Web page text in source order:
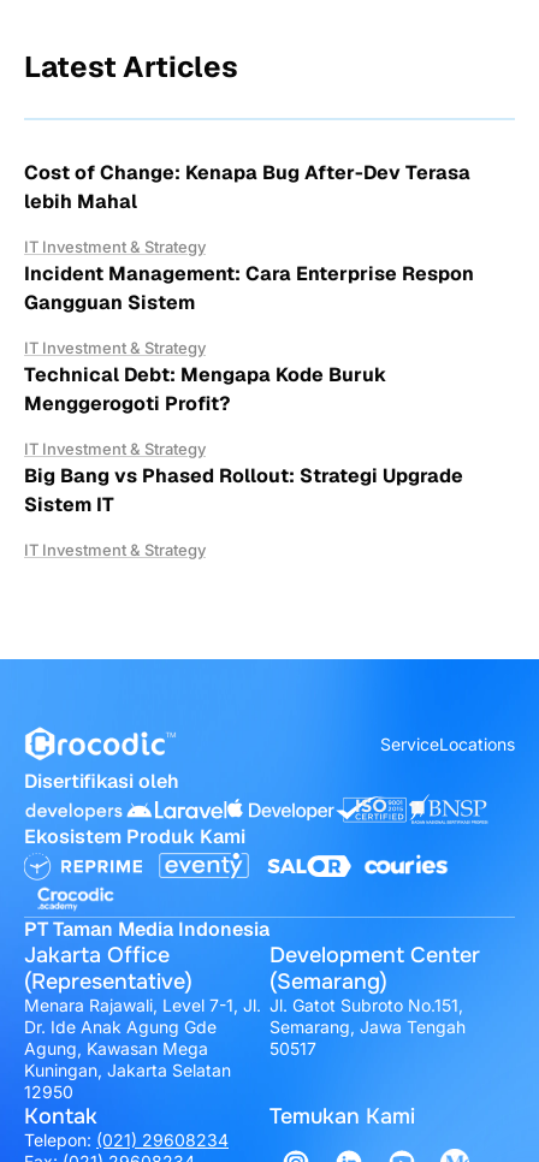
Latest Articles
Cost of Change: Kenapa Bug After-Dev Terasa
lebih Mahal
IT Investment & Strategy
Incident Management: Cara Enterprise Respon
Gangguan Sistem
IT Investment & Strategy
Technical Debt: Mengapa Kode Buruk
Menggerogoti Profit?
IT Investment & Strategy
Big Bang vs Phased Rollout: Strategi Upgrade
Sistem IT
IT Investment & Strategy
ServiceLocations
Disertifikasi oleh
Ekosistem Produk Kami
PT Taman Media Indonesia
Jakarta Office
(Representative)
Menara Rajawali, Level 7-1, Jl.
Dr. Ide Anak Agung Gde
Agung, Kawasan Mega
Kuningan, Jakarta Selatan
12950
Development Center
(Semarang)
Jl. Gatot Subroto No.151,
Semarang, Jawa Tengah
50517
Kontak
Telepon: (021) 29608234
Temukan Kami